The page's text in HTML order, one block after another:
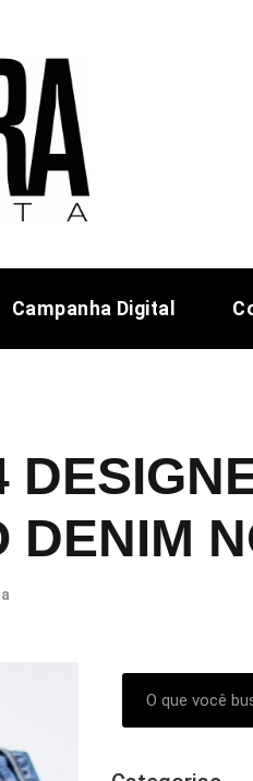
Campanha Digital
DENIM